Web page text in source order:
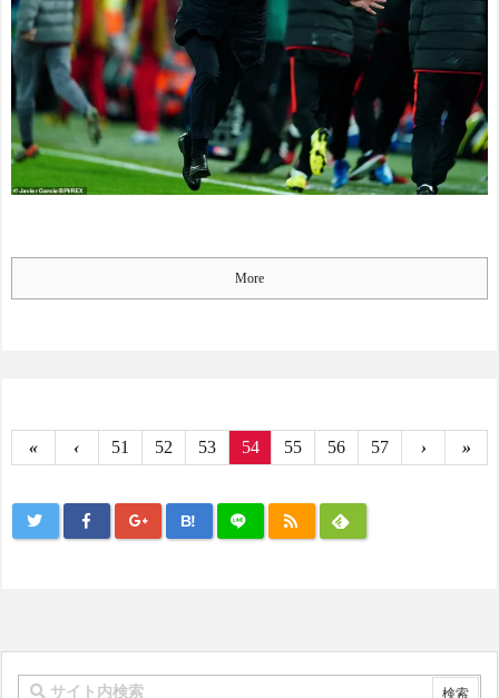
More
« ‹ 51 52 53 54 55 56 57 › »
B!